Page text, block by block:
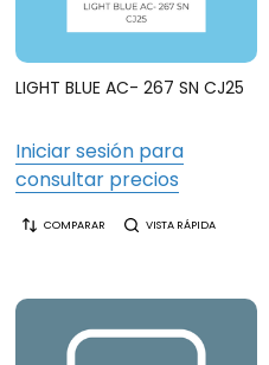
LIGHT BLUE AC- 267 SN CJ25
Iniciar sesión para
consultar precios
COMPARAR VISTA RÁPIDA